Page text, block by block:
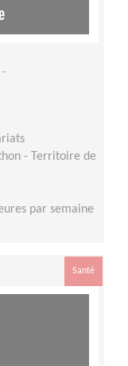
- Territoire de
par semaine
Santé